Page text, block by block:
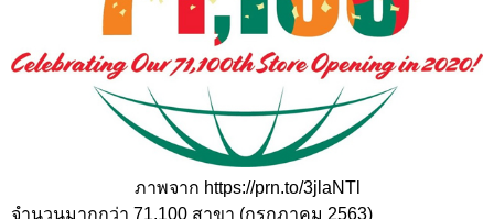
ภาพจาก https://prn.to/3jlaNTl
จำนวนมากกว่า 71,100 สาขา (กรกฎาคม 2563)